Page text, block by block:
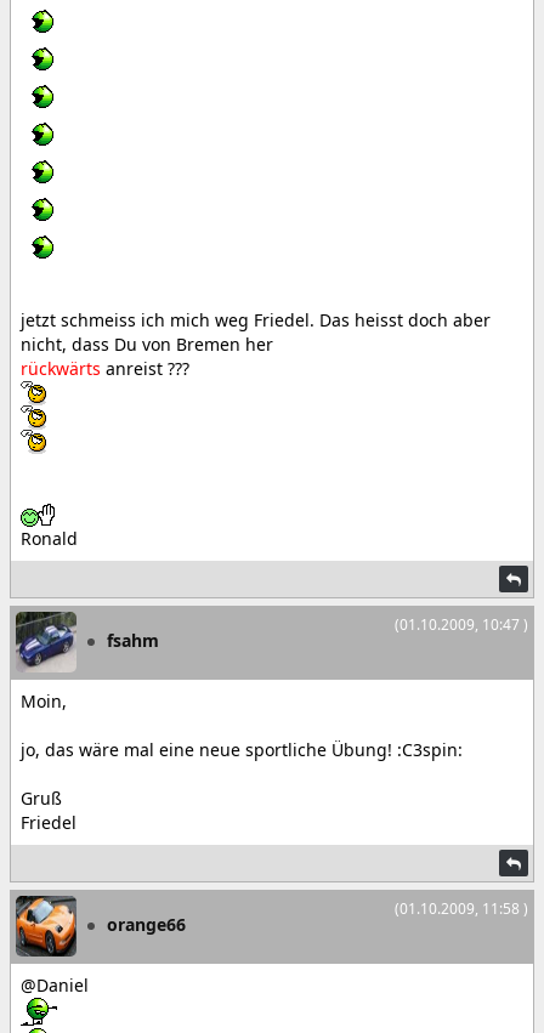
jetzt schmeiss ich mich weg Friedel. Das heisst doch aber
nicht, dass Du von Bremen her
rückwärts anreist ???
Ronald
(01.10.2009, 10:47 )
fsahm
Moin,
jo, das wäre mal eine neue sportliche Übung! :C3spin:
Gruß
Friedel
(01.10.2009, 11:58 )
orange66
@Daniel